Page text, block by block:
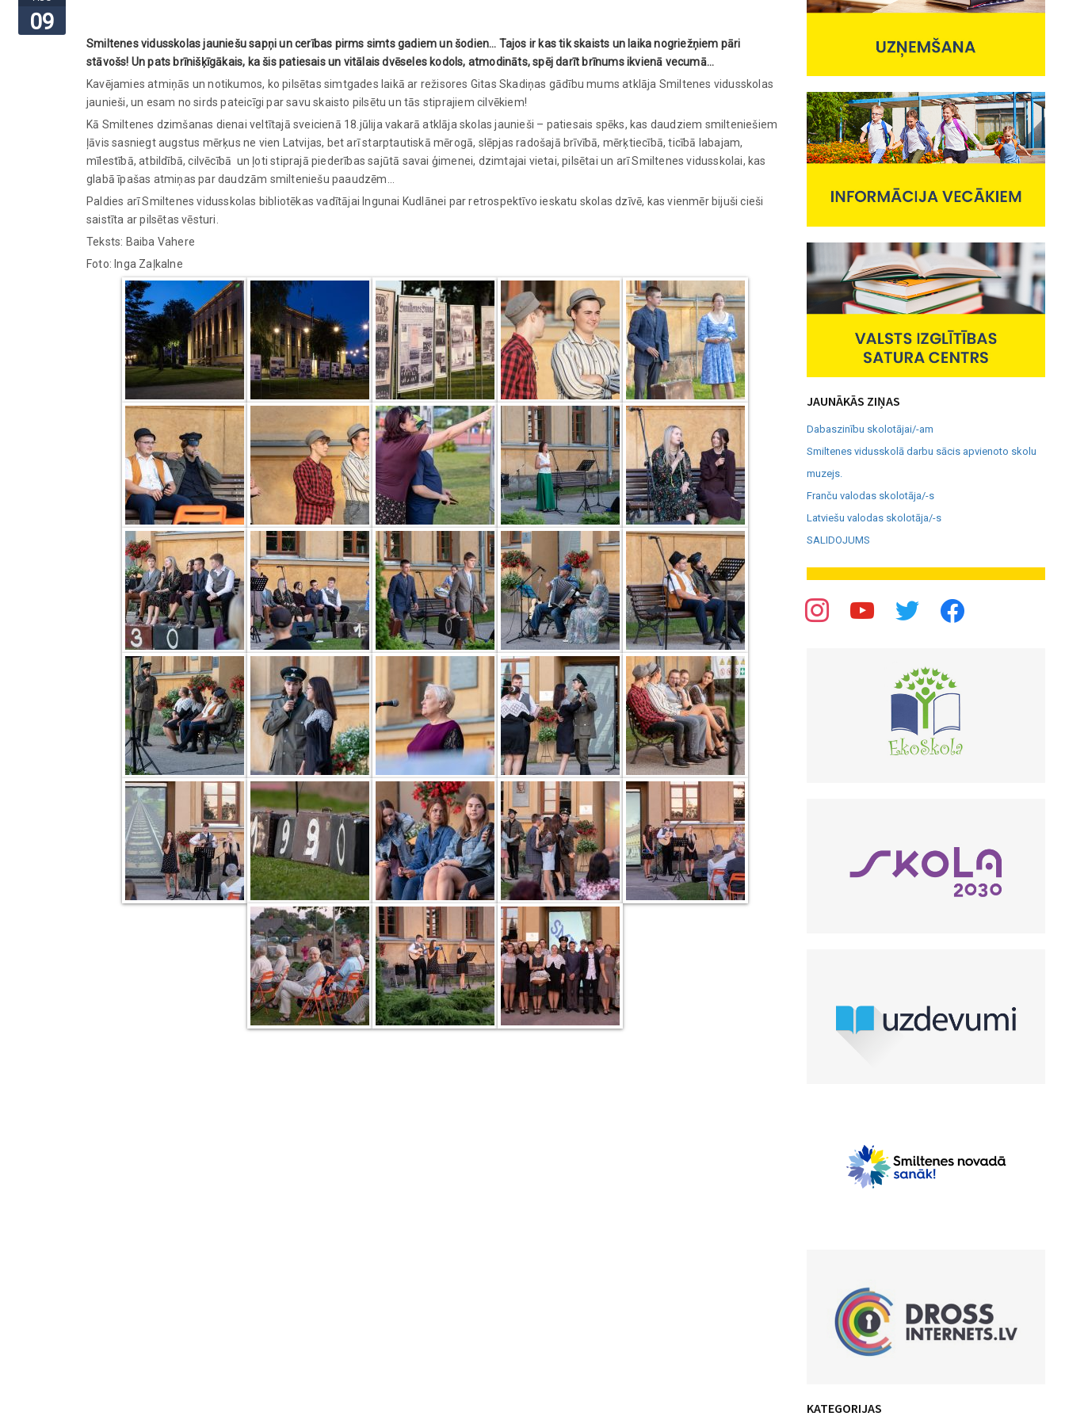
09
Smiltenes vidusskolas jauniešu sapņi un cerības pirms simts gadiem un šodien… Tajos ir kas tik skaists un laika nogriežņiem pāri
stāvošs! Un pats brīnišķīgākais, ka šis patiesais un vitālais dvēseles kodols, atmodināts, spēj darīt brīnums ikvienā vecumā…
Kavējamies atmiņās un notikumos, ko pilsētas simtgades laikā ar režisores Gitas Skadiņas gādību mums atklāja Smiltenes vidusskolas
jaunieši, un esam no sirds pateicīgi par savu skaisto pilsētu un tās stiprajiem cilvēkiem!
Kā Smiltenes dzimšanas dienai veltītajā sveicienā 18.jūlija vakarā atklāja skolas jaunieši – patiesais spēks, kas daudziem smilteniešiem
ļāvis sasniegt augstus mērķus ne vien Latvijas, bet arī starptautiskā mērogā, slēpjas radošajā brīvībā, mērķtiecībā, ticībā labajam,
mīlestībā, atbildībā, cilvēcībā un ļoti stiprajā piederības sajūtā savai ģimenei, dzimtajai vietai, pilsētai un arī Smiltenes vidusskolai, kas
glabā īpašas atmiņas par daudzām smilteniešu paaudzēm…
Paldies arī Smiltenes vidusskolas bibliotēkas vadītājai Ingunai Kudlānei par retrospektīvo ieskatu skolas dzīvē, kas vienmēr bijuši cieši
saistīta ar pilsētas vēsturi.
Teksts: Baiba Vahere
Foto: Inga Zaļkalne
JAUNĀKĀS ZIŅAS
Dabaszinību skolotājai/-am
Smiltenes vidusskolā darbu sācis apvienoto skolu
muzejs.
Franču valodas skolotāja/-s
Latviešu valodas skolotāja/-s
SALIDOJUMS
KATEGORIJAS